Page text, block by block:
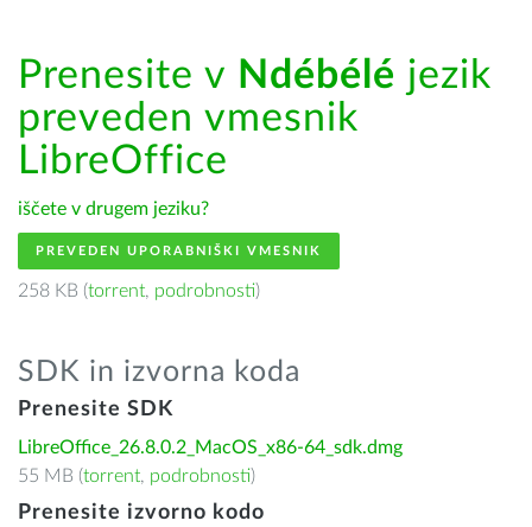
Prenesite v Ndébélé jezik
preveden vmesnik
LibreOffice
iščete v drugem jeziku?
PREVEDEN UPORABNIŠKI VMESNIK
258 KB (torrent, podrobnosti)
SDK in izvorna koda
Prenesite SDK
LibreOffice_26.8.0.2_MacOS_x86-64_sdk.dmg
55 MB (torrent, podrobnosti)
Prenesite izvorno kodo